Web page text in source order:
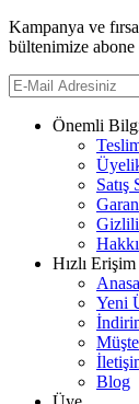
Kampanya ve
bültenimize
Önemli
Satış
Hızlı Erişim
Yeni
Blog